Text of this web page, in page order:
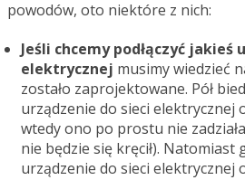
powodów, oto niektóre z nich:
Jeśli chcemy podłączyć jakieś
elektrycznej musimy wiedzieć
zostało zaprojektowane. Pół
urządzenie do sieci elektrycznej
wtedy ono po prostu nie
nie będzie się kręcił). Natomiast
urządzenie do sieci elektrycznej